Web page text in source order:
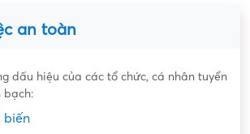
an toàn
dấu hiệu của các tổ chức, cá nhân tuyển
bạch:
biến